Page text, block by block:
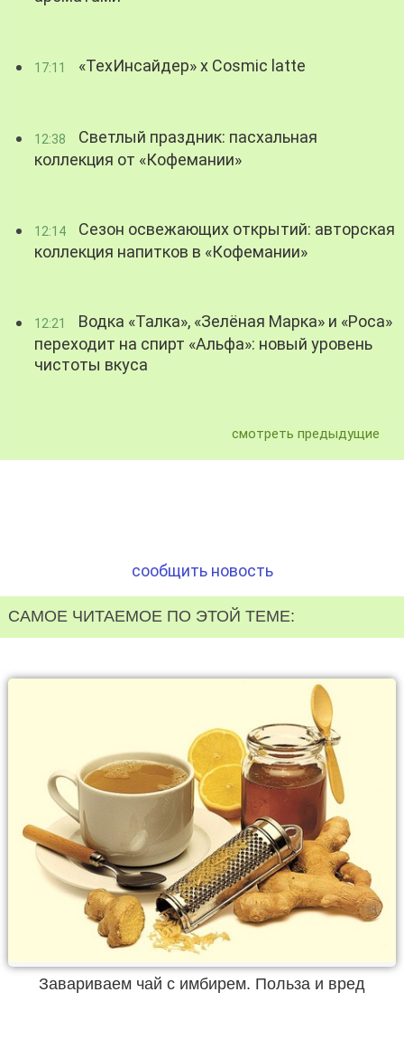
17:11 «ТехИнсайдер» х Cosmic latte
12:38
Светлый праздник: пасхальная
коллекция от «Кофемании»
12:14
Сезон освежающих открытий: авторская
коллекция напитков в «Кофемании»
12:21
Водка «Талка», «Зелёная Марка» и «Роса»
переходит на спирт «Альфа»: новый уровень
чистоты вкуса
смотреть предыдущие
сообщить новость
САМОЕ ЧИТАЕМОЕ ПО ЭТОЙ ТЕМЕ:
Завариваем чай с имбирем. Польза и вред